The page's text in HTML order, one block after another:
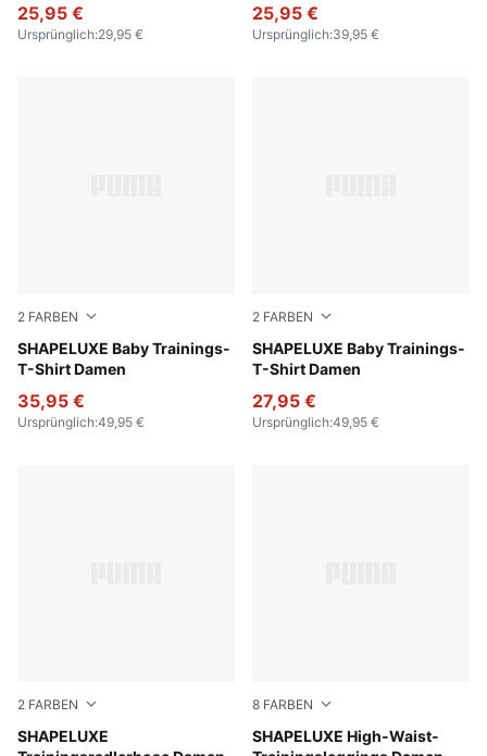
25,95 €
Ursprünglich:29,95 €
25,95 €
Ursprünglich:39,95 €
2 FARBEN
SHAPELUXE Baby Trainings-
T-Shirt Damen
Deep Plum
35,95 €
Ursprünglich:49,95 €
2 FARBEN
SHAPELUXE Baby Trainings-
T-Shirt Damen
Puma Black
27,95 €
Ursprünglich:49,95 €
2 FARBEN
SHAPELUXE
Deep Plum
8 FARBEN
SHAPELUXE High-Waist-
Baltic Sea Blue